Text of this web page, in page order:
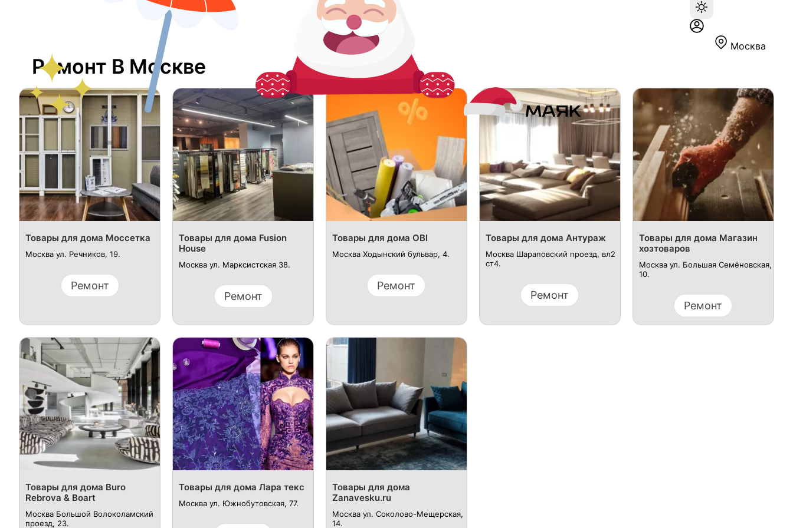
Москва
Ремонт В Москве
Товары для дома Моссетка
Москва ул. Речников, 19.
Ремонт
Товары для дома Fusion
House
Москва ул. Марксистская 38.
Ремонт
Товары для дома OBI
Москва Ходынский бульвар, 4.
Ремонт
Товары для дома Антураж
Москва Шараповский проезд, вл2
ст4.
Ремонт
Товары для дома Магазин
хозтоваров
Москва ул. Большая Семёновская,
10.
Ремонт
Товары для дома Buro
Rebrova & Boart
Москва Большой Волоколамский
проезд, 23.
Товары для дома Лара текс
Москва ул. Южнобутовская, 77.
Товары для дома
Zanavesku.ru
Москва ул. Соколово-Мещерская,
14.